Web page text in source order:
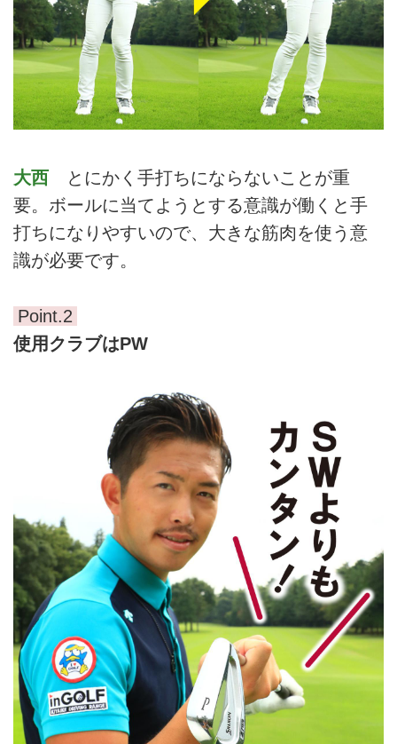
大西 とにかく手打ちにならないことが重
要。ボールに当てようとする意識が働くと手
打ちになりやすいので、大きな筋肉を使う意
識が必要です。
Point.2
使用クラブはPW